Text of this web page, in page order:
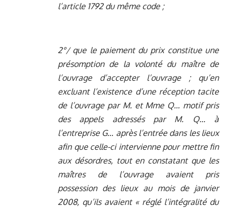
l’article 1792 du même code ;
2°/ que le paiement du prix constitue une
présomption de la volonté du maître de
l’ouvrage d’accepter l’ouvrage ; qu’en
excluant l’existence d’une réception tacite
de l’ouvrage par M. et Mme Q… motif pris
des appels adressés par M. Q… à
l’entreprise G… après l’entrée dans les lieux
afin que celle-ci intervienne pour mettre fin
aux désordres, tout en constatant que les
maîtres de l’ouvrage avaient pris
possession des lieux au mois de janvier
2008, qu’ils avaient « réglé l’intégralité du